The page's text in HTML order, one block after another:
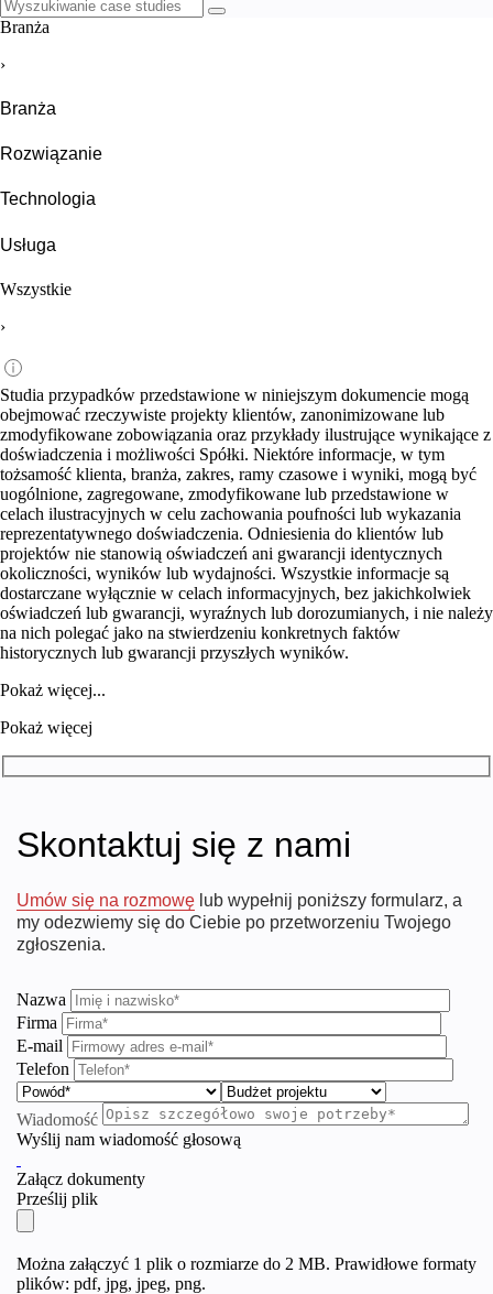
Branża
›
Branża
Rozwiązanie
Technologia
Usługa
Wszystkie
›
Studia przypadków przedstawione w niniejszym dokumencie mogą
obejmować rzeczywiste projekty klientów, zanonimizowane lub
zmodyfikowane zobowiązania oraz przykłady ilustrujące wynikające z
doświadczenia i możliwości Spółki. Niektóre informacje, w tym
tożsamość klienta, branża, zakres, ramy czasowe i wyniki, mogą być
uogólnione, zagregowane, zmodyfikowane lub przedstawione w
celach ilustracyjnych w celu zachowania poufności lub wykazania
reprezentatywnego doświadczenia. Odniesienia do klientów lub
projektów nie stanowią oświadczeń ani gwarancji identycznych
okoliczności, wyników lub wydajności. Wszystkie informacje są
dostarczane wyłącznie w celach informacyjnych, bez jakichkolwiek
oświadczeń lub gwarancji, wyraźnych lub dorozumianych, i nie należy
na nich polegać jako na stwierdzeniu konkretnych faktów
historycznych lub gwarancji przyszłych wyników.
Pokaż więcej...
Pokaż więcej
Skontaktuj się z nami
Umów się na rozmowę lub wypełnij poniższy formularz, a
my odezwiemy się do Ciebie po przetworzeniu Twojego
zgłoszenia.
Nazwa
Firma
E-mail
Telefon
Wiadomość
Wyślij nam wiadomość głosową
Załącz dokumenty
Prześlij plik
Można załączyć 1 plik o rozmiarze do 2 MB. Prawidłowe formaty
plików: pdf, jpg, jpeg, png.